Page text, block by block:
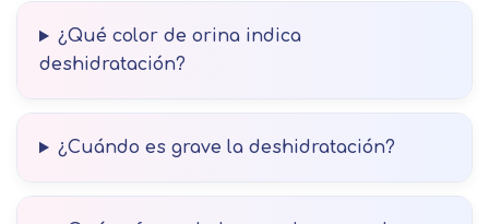
¿Qué color de orina indica
deshidratación?
¿Cuándo es grave la deshidratación?